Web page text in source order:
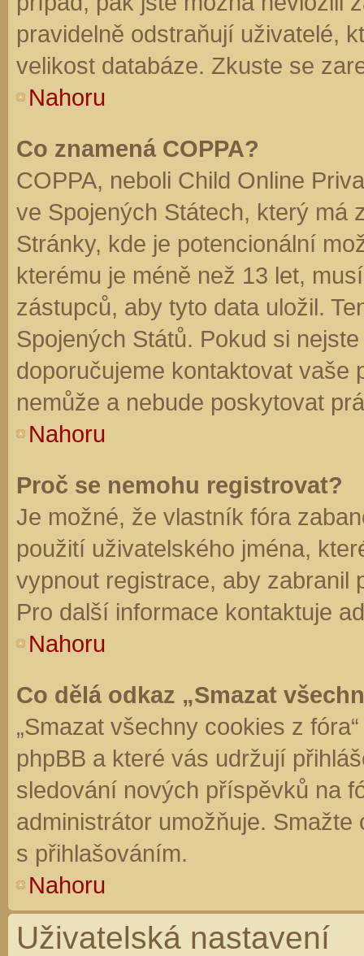
pravidelně odstraňují uživatelé,
velikost databáze. Zkuste se
Nahoru
Co znamená COPPA?
COPPA, neboli Child Online
ve Spojených Státech, který má
Stránky, kde je potencionální
kterému je méně než 13 let,
zástupců, aby tyto data uložil.
Spojených Států. Pokud si
doporučujeme kontaktovat vaše
nemůže a nebude poskytovat
Nahoru
Proč se nemohu registrovat?
Je možné, že vlastník fóra
použití uživatelského jména,
vypnout registrace, aby zabranil
Pro další informace kontaktuje
Nahoru
Co dělá odkaz „Smazat
„Smazat všechny cookies z
phpBB a které vás udržují
sledování nových příspěvků na
administrátor umožňuje.
s přihlašováním.
Nahoru
Uživatelská nastavení